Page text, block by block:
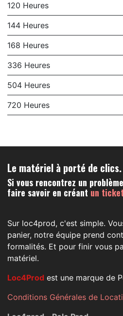
120 Heures
144 Heures
168 Heures
336 Heures
504 Heures
720 Heures
Le matériel à porté de clics.
Si vous rencontrez un
faire savoir en créant un
Sur loc4prod, c'est simple.
panier, notre équipe prend
formalités. Et pour finir vous
matériel.
Loc4Prod est une marque de
Conditions Générales de